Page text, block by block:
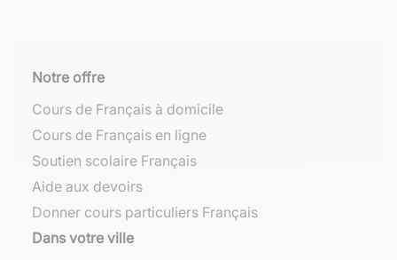
Notre offre
Cours de Français à domicile
Cours de Français en ligne
Soutien scolaire Français
Aide aux devoirs
Donner cours particuliers Français
Dans votre ville